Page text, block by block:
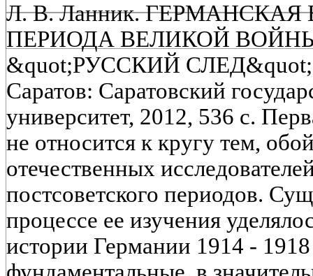
Л. В. Ланник.
ПЕРИОДА ВЕЛИКОЙ
&quot;РУССКИЙ
Саратов: Саратовский
университет, 2012, 536 с.
не относится к кругу тем,
отечественных
постсоветского периодов.
процессе ее изучения
истории Германии 1914 - 1918